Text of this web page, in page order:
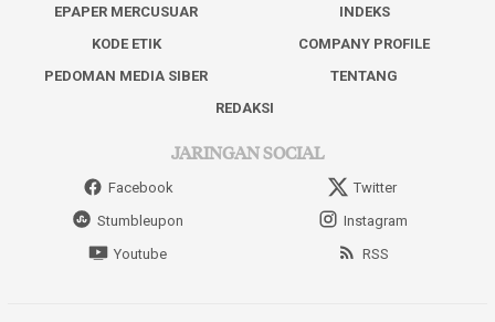
EPAPER MERCUSUAR
INDEKS
KODE ETIK
COMPANY PROFILE
PEDOMAN MEDIA SIBER
TENTANG
REDAKSI
JARINGAN SOCIAL
Facebook
Twitter
Stumbleupon
Instagram
Youtube
RSS